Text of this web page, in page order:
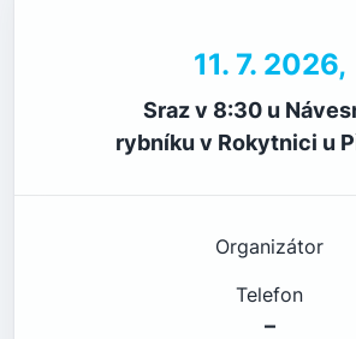
11. 7. 2026,
Sraz v 8:30 u
rybníku v Rokytnici u
Organizátor
Telefon
–